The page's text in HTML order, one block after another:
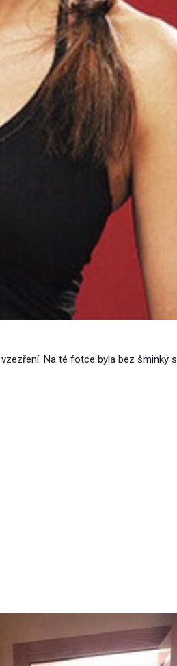
Na té fotce byla bez šminky s